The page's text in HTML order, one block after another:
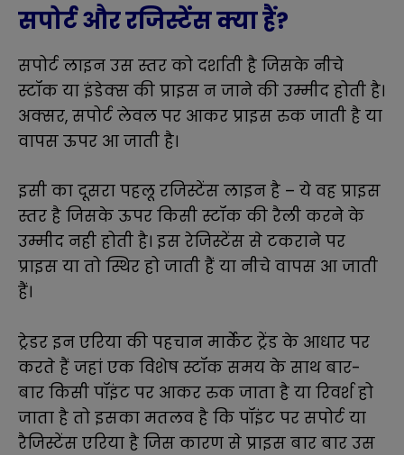
सपोर्ट और रजिस्टेंस क्या हैं?
सपोर्ट लाइन उस स्तर को दर्शाती है जिसके नीचे
स्टॉक या इंडेक्स की प्राइस न जाने की उम्मीद होती है।
अक्सर, सपोर्ट लेवल पर आकर प्राइस रुक जाती है या
वापस ऊपर आ जाती है।
इसी का दूसरा पहलू रजिस्टेंस लाइन है – ये वह प्राइस
स्तर है जिसके ऊपर किसी स्टॉक की रैली करने के
उम्मीद नही होती है। इस रेजिस्टेंस से टकराने पर
प्राइस या तो स्थिर हो जाती हैं या नीचे वापस आ जाती
हैं।
ट्रेडर इन एरिया की पहचान मार्केट ट्रेंड के आधार पर
करते हैं जहां एक विशेष स्टॉक समय के साथ बार-
बार किसी पॉइंट पर आकर रुक जाता है या रिवर्श हो
जाता है तो इसका मतलव है कि पॉइंट पर सपोर्ट या
रैजिस्टेंस एरिया है जिस कारण से प्राइस बार बार उस